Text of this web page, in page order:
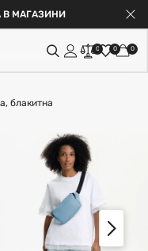
В МАГАЗИНИ
0 0 0
блакитна